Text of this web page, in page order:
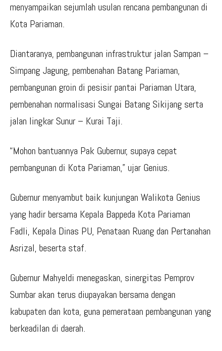
menyampaikan sejumlah usulan rencana pembangunan di
Kota Pariaman.
Diantaranya, pembangunan infrastruktur jalan Sampan –
Simpang Jagung, pembenahan Batang Pariaman,
pembangunan groin di pesisir pantai Pariaman Utara,
pembenahan normalisasi Sungai Batang Sikijang serta
jalan lingkar Sunur – Kurai Taji.
“Mohon bantuannya Pak Gubernur, supaya cepat
pembangunan di Kota Pariaman,” ujar Genius.
Gubernur menyambut baik kunjungan Walikota Genius
yang hadir bersama Kepala Bappeda Kota Pariaman
Fadli, Kepala Dinas PU, Penataan Ruang dan Pertanahan
Asrizal, beserta staf.
Gubernur Mahyeldi menegaskan, sinergitas Pemprov
Sumbar akan terus diupayakan bersama dengan
kabupaten dan kota, guna pemerataan pembangunan yang
berkeadilan di daerah.